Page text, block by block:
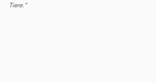
Tiere."